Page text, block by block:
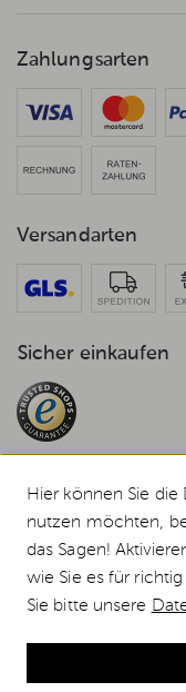
Zahlungsarten
Versandarten
Sicher einkaufen
© 2026 Weststyle
Alle Preise inkl. MwSt.,
Durchgestrichene Preise
Hier können Sie
nutzen möchten,
das Sagen!
wie Sie es für
Sie bitte unsere